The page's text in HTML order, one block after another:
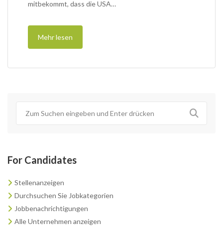
mitbekommt, dass die USA…
Mehr lesen
For Candidates
Stellenanzeigen
Durchsuchen Sie Jobkategorien
Jobbenachrichtigungen
Alle Unternehmen anzeigen